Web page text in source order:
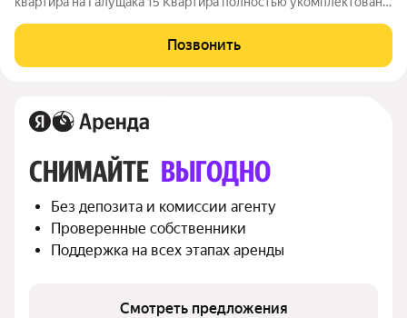
и мебель. Дом расположен в районе с развитой
инфраструктурой. Шаговая доступность
Позвонить
СНИМАЙТЕ ВЫГОДНО
Без депозита и комиссии агенту
Проверенные собственники
Поддержка на всех этапах аренды
Смотреть предложения